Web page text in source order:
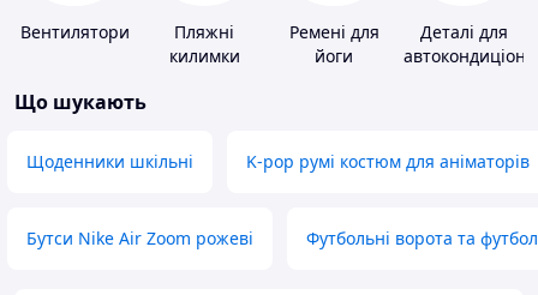
Вентилятори
Пляжні
килимки
Ремені для
йоги
Деталі для
Що шукають
Щоденники шкільні K-pop румі костюм для аніматорів
Бутси Nike Air Zoom рожеві Футбольні ворота та